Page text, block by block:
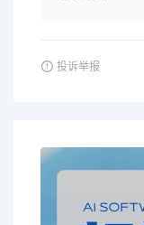
投诉举报